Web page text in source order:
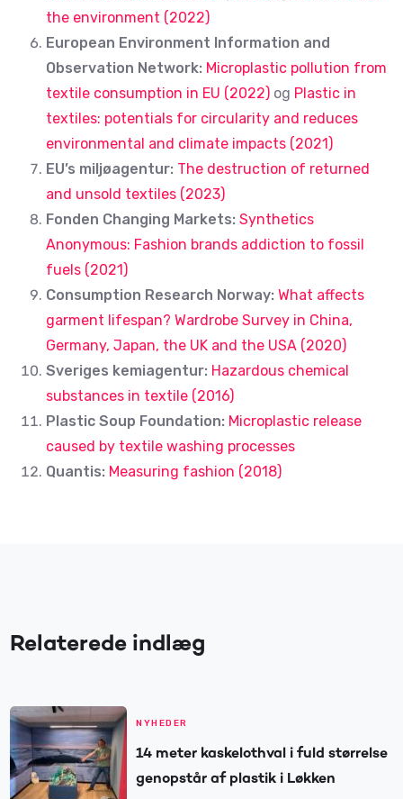
the environment (2022)
European Environment Information and
Observation Network: Microplastic pollution from
textile consumption in EU (2022) og Plastic in
textiles: potentials for circularity and reduces
environmental and climate impacts (2021)
EU’s miljøagentur: The destruction of returned
and unsold textiles (2023)
Fonden Changing Markets: Synthetics
Anonymous: Fashion brands addiction to fossil
fuels (2021)
Consumption Research Norway: What affects
garment lifespan? Wardrobe Survey in China,
Germany, Japan, the UK and the USA (2020)
Sveriges kemiagentur: Hazardous chemical
substances in textile (2016)
Plastic Soup Foundation: Microplastic release
caused by textile washing processes
Quantis: Measuring fashion (2018)
Relaterede indlæg
NYHEDER
14 meter kaskelothval i fuld størrelse
genopstår af plastik i Løkken